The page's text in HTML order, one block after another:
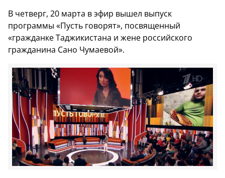
В четверг, 20 марта в эфир вышел выпуск
программы «Пусть говорят», посвященный
«гражданке Таджикистана и жене российского
гражданина Сано Чумаевой».